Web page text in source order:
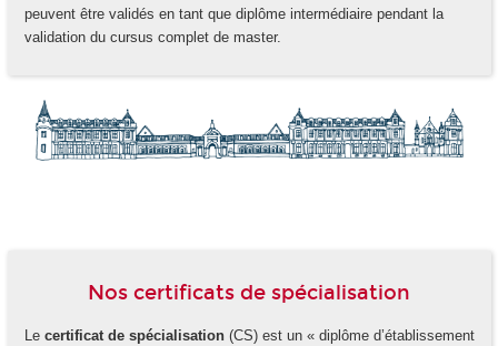
peuvent être validés en tant que diplôme intermédiaire pendant la
validation du cursus complet de master.
Nos certificats de spécialisation
Le certificat de spécialisation(CS) est un « diplôme d’établissement